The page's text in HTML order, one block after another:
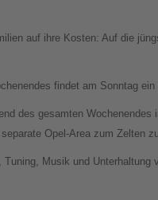
auf ihre Kosten: Auf die
findet am Sonntag
des gesamten
Opel-Area zum Zelten
Musik und